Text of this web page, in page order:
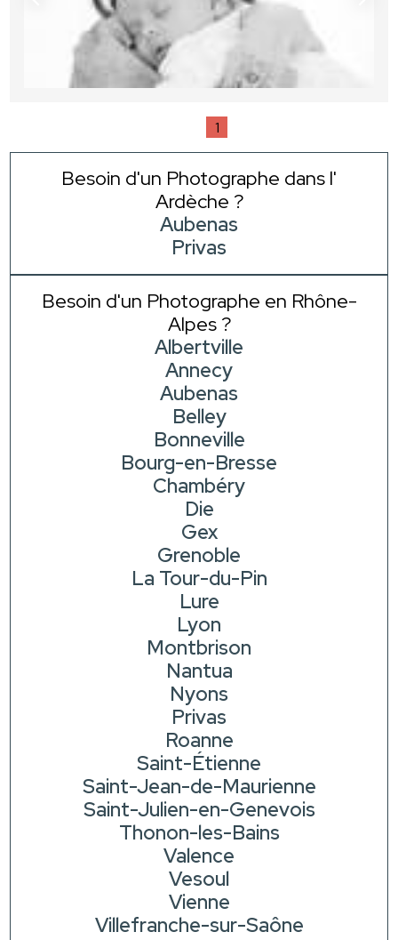
1
Besoin d'un Photographe dans l'
Ardèche ?
Aubenas
Privas
Besoin d'un Photographe en Rhône-
Alpes ?
Albertville
Annecy
Aubenas
Belley
Bonneville
Bourg-en-Bresse
Chambéry
Die
Gex
Grenoble
La Tour-du-Pin
Lure
Lyon
Montbrison
Nantua
Nyons
Privas
Roanne
Saint-Étienne
Saint-Jean-de-Maurienne
Saint-Julien-en-Genevois
Thonon-les-Bains
Valence
Vesoul
Vienne
Villefranche-sur-Saône